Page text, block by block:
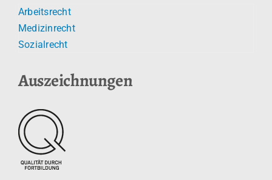
Arbeitsrecht
Medizinrecht
Sozialrecht
Auszeichnungen